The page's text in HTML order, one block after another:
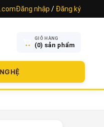
Đăng nhập / Đăng ký
GIỎ HÀNG
(0) sản phẩm